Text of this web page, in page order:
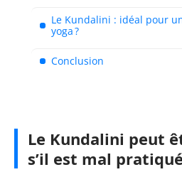
Le Kundalini : idéal pour
yoga ?
Conclusion
Le Kundalini peut
s’il est mal